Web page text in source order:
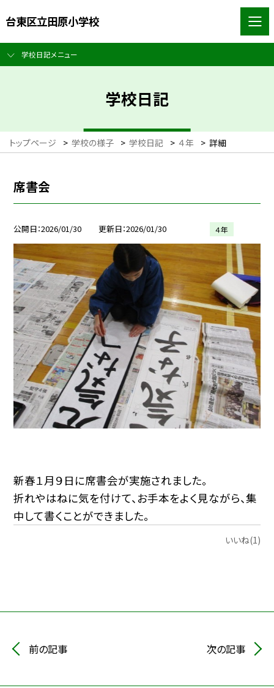
台東区立田原小学校
学校日記メニュー
学校日記
トップページ > 学校の様子 > 学校日記 > ４年 > 詳細
席書会
公開日 2026/01/30 更新日 2026/01/30 ４年
新春１月９日に席書会が実施されました。
折れやはねに気を付けて、お手本をよく見ながら、集
中して書くことができました。
いいね(1)
前の記事 次の記事